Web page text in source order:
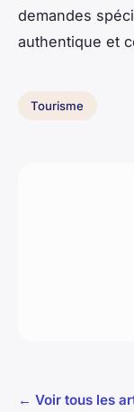
demandes
authentique et
Tourisme
← Voir tous les